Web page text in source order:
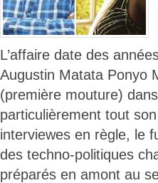
L’affaire date des
Augustin Matata Ponyo
(première mouture)
particulièrement tout
interviewes en règle, le
des techno-politiques
préparés en amont au